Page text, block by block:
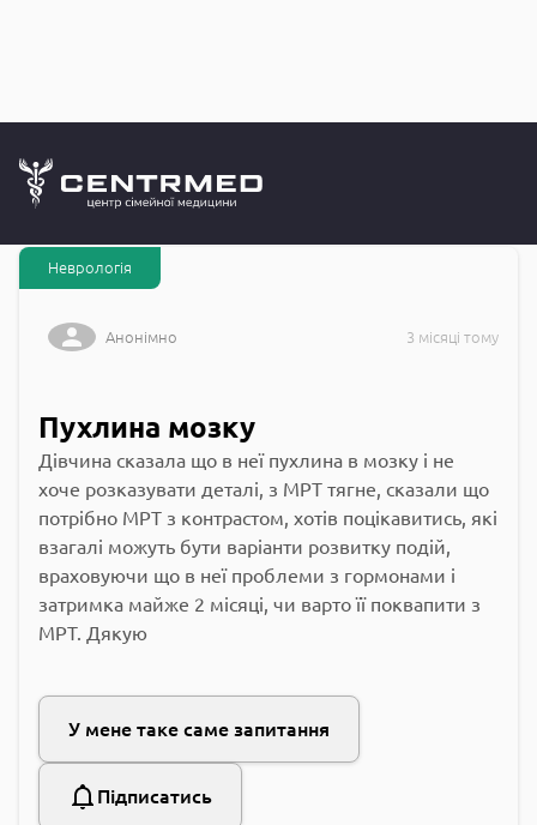
CENTRMED: Задай питання лікарю онлайн
Неврологія
Анонімно 3 місяці тому
Пухлина мозку
Дівчина сказала що в неї пухлина в мозку і не
хоче розказувати деталі, з МРТ тягне, сказали що
потрібно МРТ з контрастом, хотів поцікавитись, які
взагалі можуть бути варіанти розвитку подій,
враховуючи що в неї проблеми з гормонами і
затримка майже 2 місяці, чи варто її поквапити з
МРТ. Дякую
У мене таке саме запитання
Підписатись